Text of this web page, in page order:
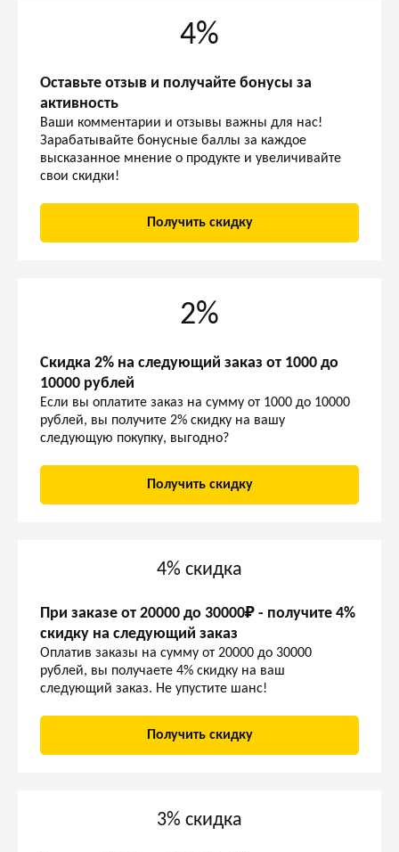
4%
Оставьте отзыв и получайте бонусы за
активность
Ваши комментарии и отзывы важны для нас!
Зарабатывайте бонусные баллы за каждое
высказанное мнение о продукте и увеличивайте
свои скидки!
Получить скидку
2%
Скидка 2% на следующий заказ от 1000 до
10000 рублей
Если вы оплатите заказ на сумму от 1000 до 10000
рублей, вы получите 2% скидку на вашу
следующую покупку, выгодно?
Получить скидку
4% скидка
При заказе от 20000 до 30000₽ - получите 4%
скидку на следующий заказ
Оплатив заказы на сумму от 20000 до 30000
рублей, вы получаете 4% скидку на ваш
следующий заказ. Не упустите шанс!
Получить скидку
3% скидка